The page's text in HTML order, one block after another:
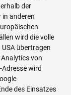
der
in anderen
wird die volle
USA übertragen
von
wird
des Einsatzes